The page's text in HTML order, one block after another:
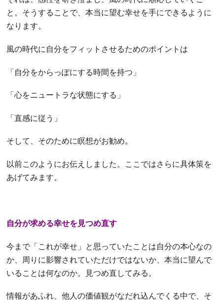
と。そうすることで、本当に望む幸せを手にできるように
なります。
風の時代に自分をフィットさせるためのポイントは
「自分をからっぽにする時間を持つ」
「心をニュートラな状態にする」
「直感に従う」
そして、そのために瞑想がお勧め。
以前このようにお伝えしました。ここではさらに具体策を
あげてみます。
自分が求める幸せを見つめ直す
今まで「これが幸せ」と思っていたことは自分の本心なの
か、周りに影響されていただけではないか、本当に望んで
いることは何なのか。見つめ直してみる。
情報があふれ、他人の価値観がなだれ込んでくる中で、そ